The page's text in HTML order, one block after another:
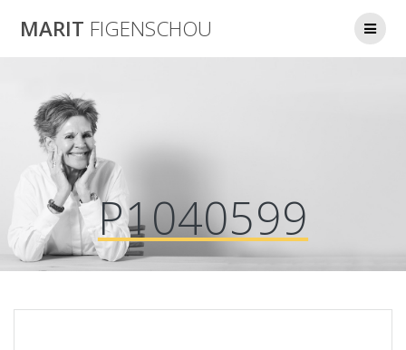
to
MARIT FIGENSCHOU
P1040599